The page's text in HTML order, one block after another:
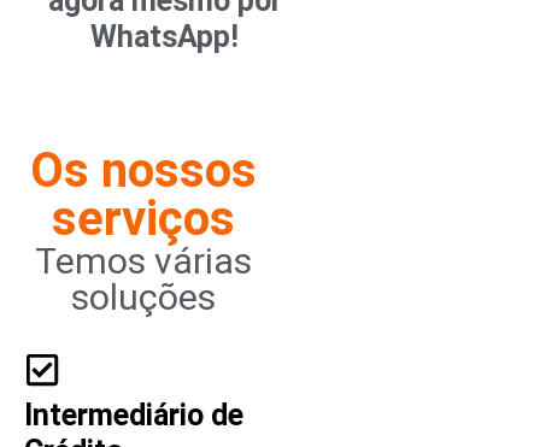
WhatsApp!
Os nossos
serviços
Temos várias
soluções
Intermediário de